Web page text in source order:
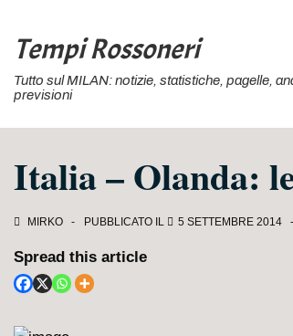
Vai
contenuto
Tempi Rossoneri
Tutto sul MILAN: notizie, statistiche, pagelle,
previsioni
Italia – Olanda:
MIRKO PUBBLICATO IL 5 SETTEMBRE 2014
Spread this article